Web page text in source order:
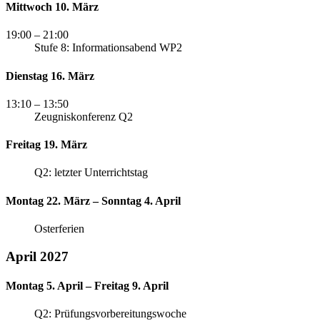
Mittwoch 10. März
19:00 – 21:00
Stufe 8: Informationsabend WP2
Dienstag 16. März
13:10 – 13:50
Zeugniskonferenz Q2
Freitag 19. März
Q2: letzter Unterrichtstag
Montag 22. März – Sonntag 4. April
Osterferien
April 2027
Montag 5. April – Freitag 9. April
Q2: Prüfungsvorbereitungswoche